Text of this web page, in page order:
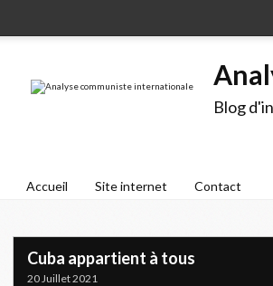
Blog
Accueil Site internet Contact
Cuba appartient à tous
20 Juillet 2021